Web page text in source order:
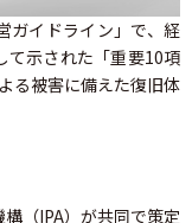
ガイドライン」で、経
て示された「重要10項
る被害に備えた復旧体
（IPA）が共同で策定